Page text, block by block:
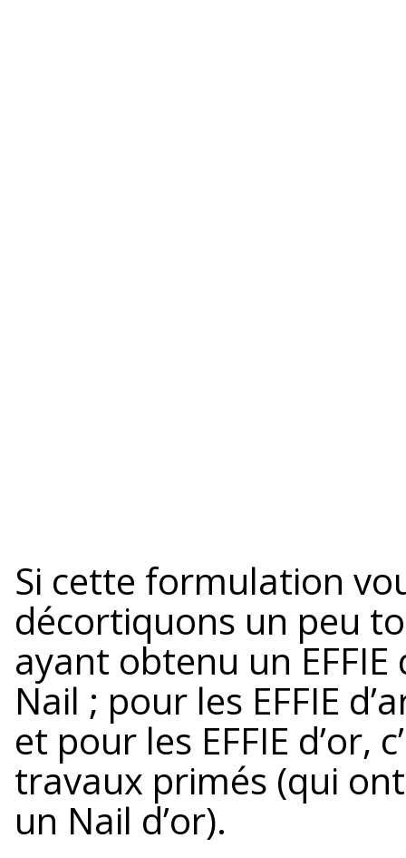
Si cette formulation
décortiquons un peu
ayant obtenu un
Nail ; pour les EFFIE
et pour les EFFIE d’or,
travaux primés (qui
un Nail d’or).